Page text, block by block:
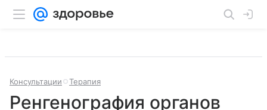
Консультации Терапия
Ренгенография органов